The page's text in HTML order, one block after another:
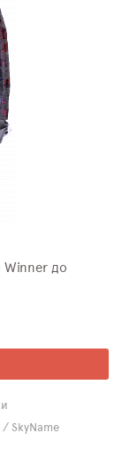
до
SkyName